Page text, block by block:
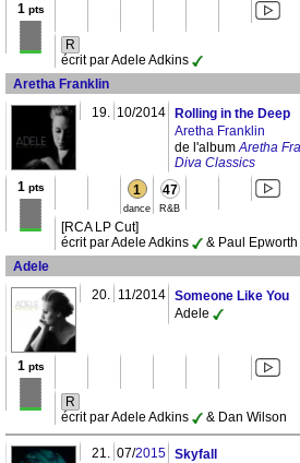
1pts
R
écrit par Adele Adkins
Aretha Franklin
19. 10/2014
Rolling in the Deep
Aretha Franklin
de l'albumAretha
Diva Classics
1pts 1
dance
47
R&B
[RCA LP Cut]
écrit par Adele Adkins
& Paul Epworth
Adele
20. 11/2014
Someone Like You
Adele
1pts
R
écrit par Adele Adkins
& Dan Wilson
21. 07/2015 Skyfall